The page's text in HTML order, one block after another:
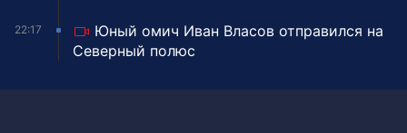
22:17
Юный омич Иван Власов отправился на
Северный полюс